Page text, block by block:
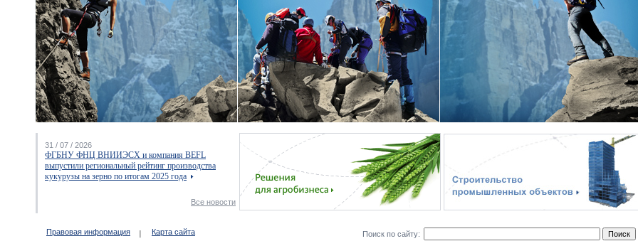
31 / 07 / 2026
ФГБНУ ФНЦ ВНИИЭСХ и компания BEFL
выпустили региональный рейтинг производства
кукурузы на зерно по итогам 2025 года
Все новости
Правовая информация Карта сайта Поиск по сайту: